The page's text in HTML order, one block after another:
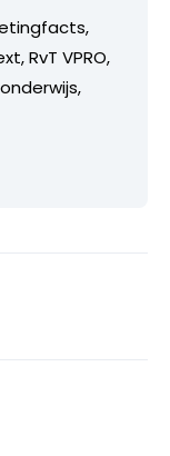
RvT VPRO,